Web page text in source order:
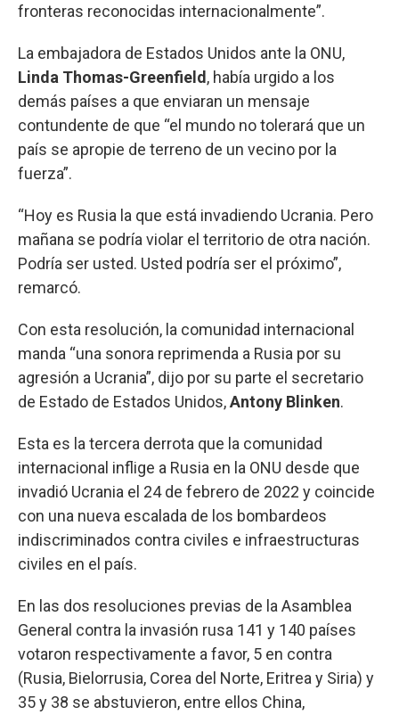
fronteras reconocidas internacionalmente”.
La embajadora de Estados Unidos ante la ONU,
Linda Thomas-Greenfield , había urgido a los
demás países a que enviaran un mensaje
contundente de que “el mundo no tolerará que un
país se apropie de terreno de un vecino por la
fuerza”.
“Hoy es Rusia la que está invadiendo Ucrania. Pero
mañana se podría violar el territorio de otra nación.
Podría ser usted. Usted podría ser el próximo”,
remarcó.
Con esta resolución, la comunidad internacional
manda “una sonora reprimenda a Rusia por su
agresión a Ucrania”, dijo por su parte el secretario
de Estado de Estados Unidos,Antony Blinken.
Esta es la tercera derrota que la comunidad
internacional inflige a Rusia en la ONU desde que
invadió Ucrania el 24 de febrero de 2022 y coincide
con una nueva escalada de los bombardeos
indiscriminados contra civiles e infraestructuras
civiles en el país.
En las dos resoluciones previas de la Asamblea
General contra la invasión rusa 141 y 140 países
votaron respectivamente a favor, 5 en contra
(Rusia, Bielorrusia, Corea del Norte, Eritrea y Siria) y
35 y 38 se abstuvieron, entre ellos China,